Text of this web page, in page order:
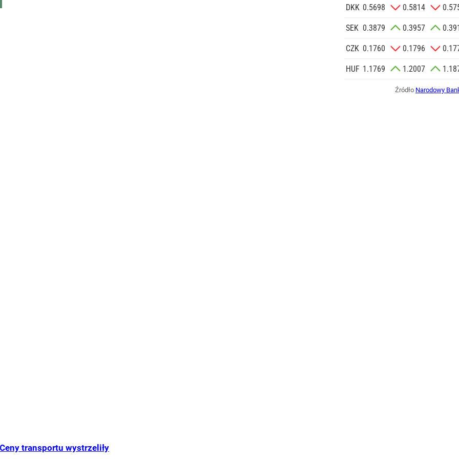
DKK 0.5698 0.5814
SEK 0.3879 0.3957
CZK 0.1760 0.1796
HUF 1.1769 1.2007
Źródło Narodowy
transportu wystrzeliły